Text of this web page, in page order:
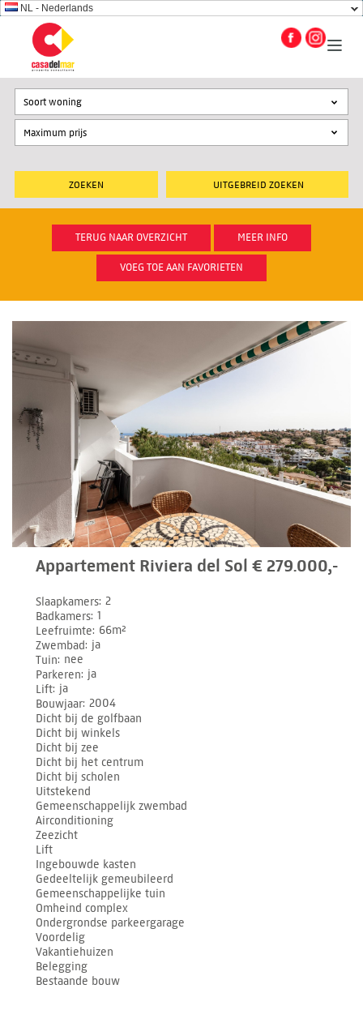
NL - Nederlands
UITGEBREID ZOEKEN
Soort woning
TERUG NAAR OVERZICHT MEER INFO
VOEG TOE AAN FAVORIETEN
Appartement Riviera del Sol € 279.000,-
Slaapkamers 2
Badkamers 1
Leefruimte 66m²
Zwembad ja
Tuin nee
Parkeren ja
Lift ja
Bouwjaar 2004
Dicht bij de golfbaan
Dicht bij winkels
Dicht bij zee
Dicht bij het centrum
Dicht bij scholen
Uitstekend
Gemeenschappelijk zwembad
Airconditioning
Zeezicht
Lift
Ingebouwde kasten
Gedeeltelijk gemeubileerd
Gemeenschappelijke tuin
Omheind complex
Ondergrondse parkeergarage
Voordelig
Vakantiehuizen
Belegging
Bestaande bouw